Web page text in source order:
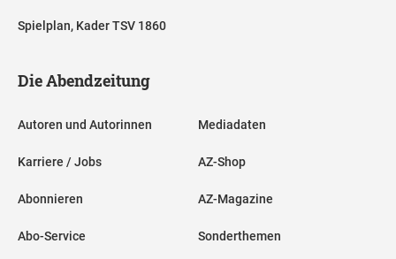
Spielplan, Kader TSV 1860
Die Abendzeitung
Autoren und Autorinnen
Karriere / Jobs
Abonnieren
Abo-Service
Mediadaten
AZ-Shop
AZ-Magazine
Sonderthemen